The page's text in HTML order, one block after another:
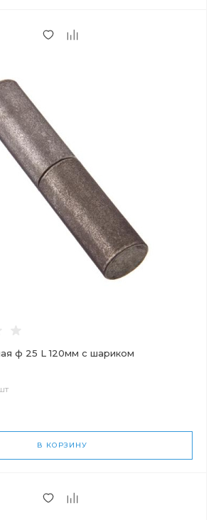
ф 25 L 120мм с шариком
В КОРЗИНУ